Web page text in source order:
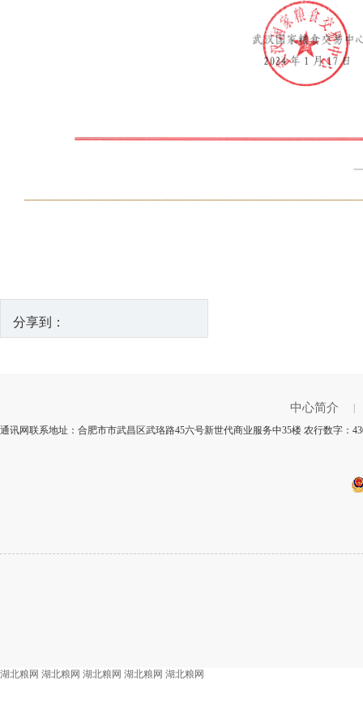
分享到：
中心简介
通讯网联系地址：合肥市市武昌区武珞路45六号新世代商业服务中35楼 农行数字：
湖北粮网 湖北粮网 湖北粮网 湖北粮网 湖北粮网